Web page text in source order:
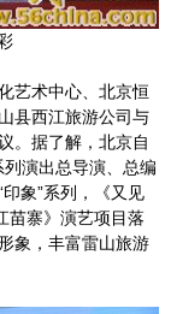
艺术中心、北京恒
县西江旅游公司与
。据了解，北京自
列演出总导演、总编
象”系列，《又见
苗寨》演艺项目落
象，丰富雷山旅游